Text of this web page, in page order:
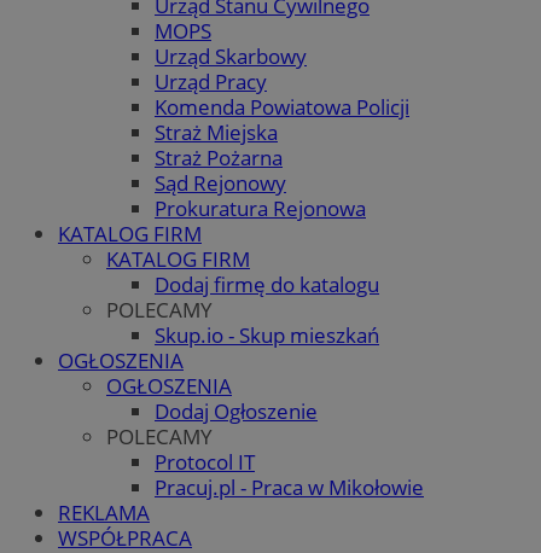
MOPS
Urząd Skarbowy
Urząd Pracy
Komenda Powiatowa Policji
Straż Miejska
Straż Pożarna
Sąd Rejonowy
Prokuratura Rejonowa
KATALOG FIRM
KATALOG FIRM
Dodaj firmę do katalogu
POLECAMY
Skup.io - Skup mieszkań
OGŁOSZENIA
OGŁOSZENIA
Dodaj Ogłoszenie
POLECAMY
Protocol IT
Pracuj.pl - Praca w Mikołowie
REKLAMA
WSPÓŁPRACA